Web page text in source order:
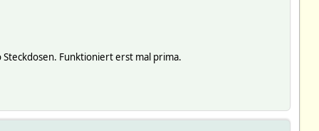
Funktioniert erst mal prima.